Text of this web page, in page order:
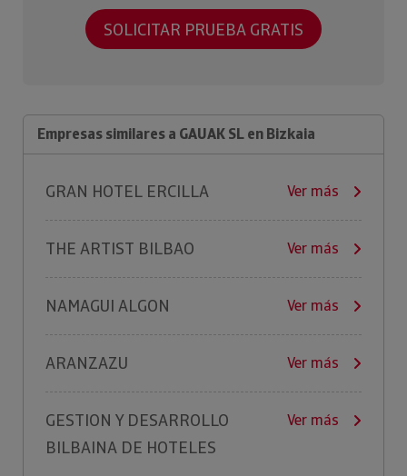
SOLICITAR PRUEBA GRATIS
Empresas similares a GAUAK SL en Bizkaia
GRAN HOTEL ERCILLA Ver más
THE ARTIST BILBAO Ver más
NAMAGUI ALGON Ver más
ARANZAZU Ver más
GESTION Y DESARROLLO
BILBAINA DE HOTELES
Ver más